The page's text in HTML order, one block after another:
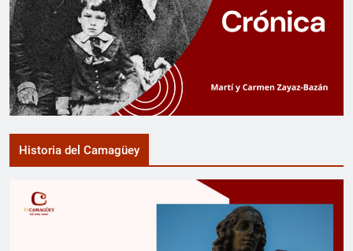
Historia del Camagüey